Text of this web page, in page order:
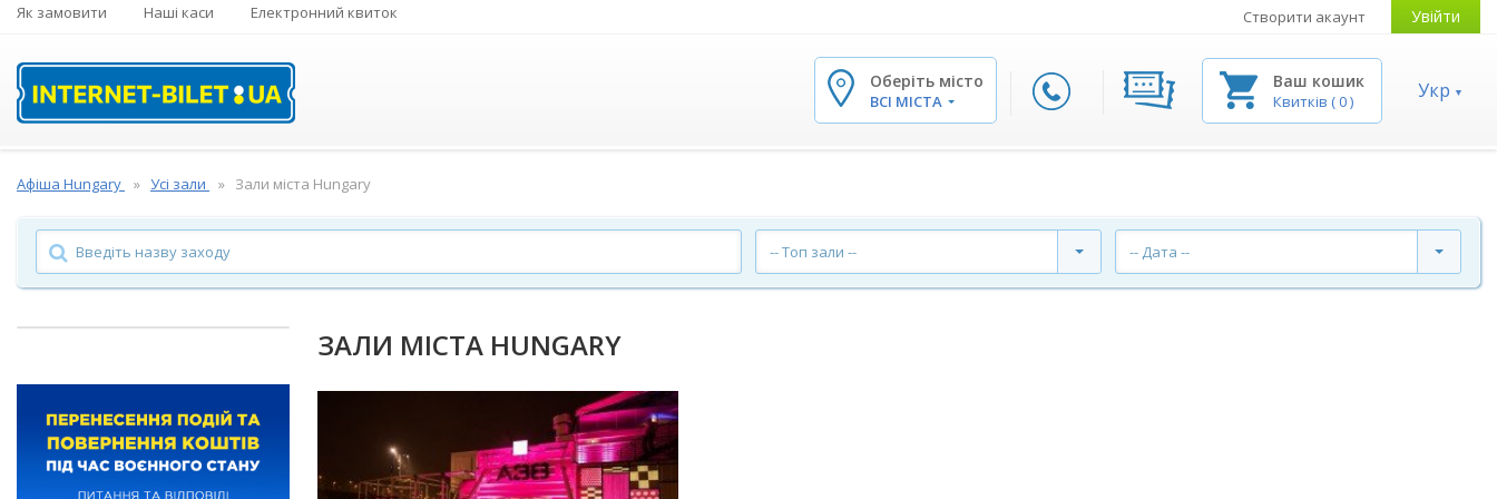
Як замовити Наші каси Електронний квиток Створити акаунт Увійти
Оберіть місто
ВСІ МІСТА
Ваш кошик
Квитків (0) Укр
Афіша Hungary Усі зали Зали міста Hungary
-- Топ зали -- -- Дата --
ЗАЛИ МІСТА HUNGARY